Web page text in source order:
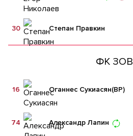
Степан Правкин
30
ФК ЗОВ
Оганнес Сукиасян(ВР)
16
Александр Лапин
74